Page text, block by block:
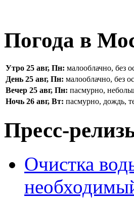
Погода в
Утро 25 авг, Пн: малооблачно, без
День 25 авг, Пн: малооблачно, без
Вечер 25 авг, Пн: пасмурно,
Ночь 26 авг, Вт: пасмурно, дождь,
Пресс-
Очистка